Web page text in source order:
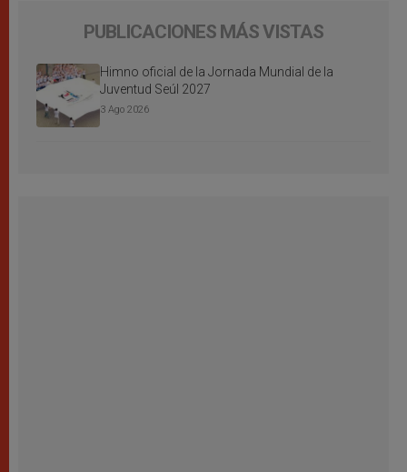
PUBLICACIONES MÁS VISTAS
Himno oficial de la Jornada Mundial de la
Juventud Seúl 2027
3 Ago 2026